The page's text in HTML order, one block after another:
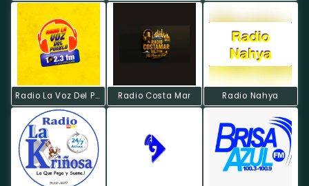
Radio La Voz Del Pueblo Radio Costa Mar Radio Nahya